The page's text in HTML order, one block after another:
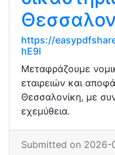
https://
hE9l
Μεταφράζουμε
εταιρειών και
Θεσσαλονίκη, με
εχεμύθεια.
Submitted on 2026-